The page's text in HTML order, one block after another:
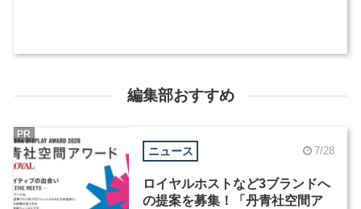
編集部おすすめ
ニュース 7/28
ロイヤルホストなど3ブランドへ
の提案を募集！「丹青社空間ア
PR